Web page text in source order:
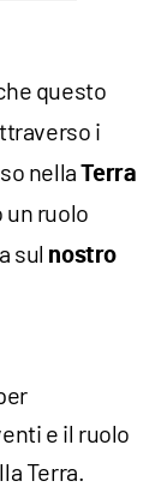
questo
i
nellaTerra
un ruolo
sul nostro
e il ruolo
Terra.